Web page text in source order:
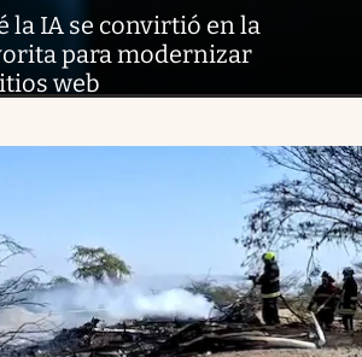
la IA se convirtió en la
para modernizar
web